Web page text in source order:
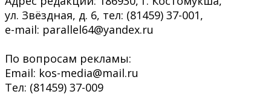
ул. Звёздная, д. 6, тел: (81459) 37-001,
e-mail: parallel64@yandex.ru
По вопросам рекламы:
Email: kos-media@mail.ru
Тел: (81459) 37-009